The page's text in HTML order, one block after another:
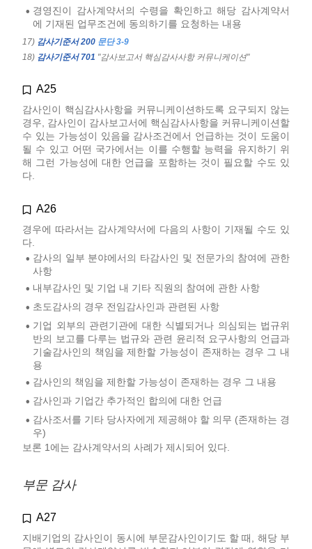
• 경영진이 감사계약서의 수령을 확인하고 해당 감사계약서
에 기재된 업무조건에 동의하기를 요청하는 내용
17) 감사기준서 200 문단 3-9
18) 감사기준서 701 "감사보고서 핵심감사사항 커뮤니케이션"
A25
감사인이 핵심감사사항을 커뮤니케이션하도록 요구되지 않는
경우, 감사인이 감사보고서에 핵심감사사항을 커뮤니케이션할
수 있는 가능성이 있음을 감사조건에서 언급하는 것이 도움이
될 수 있고 어떤 국가에서는 이를 수행할 능력을 유지하기 위
해 그런 가능성에 대한 언급을 포함하는 것이 필요할 수도 있
다.
A26
경우에 따라서는 감사계약서에 다음의 사항이 기재될 수도 있
다.
• 감사의 일부 분야에서의 타감사인 및 전문가의 참여에 관한
사항
• 내부감사인 및 기업 내 기타 직원의 참여에 관한 사항
• 초도감사의 경우 전임감사인과 관련된 사항
• 기업 외부의 관련기관에 대한 식별되거나 의심되는 법규위
반의 보고를 다루는 법규와 관련 윤리적 요구사항의 언급과
기술감사인의 책임을 제한할 가능성이 존재하는 경우 그 내
용
• 감사인의 책임을 제한할 가능성이 존재하는 경우 그 내용
• 감사인과 기업간 추가적인 합의에 대한 언급
• 감사조서를 기타 당사자에게 제공해야 할 의무 (존재하는 경
우)
보론 1에는 감사계약서의 사례가 제시되어 있다.
부문 감사
A27
지배기업의 감사인이 동시에 부문감사인이기도 할 때, 해당 부